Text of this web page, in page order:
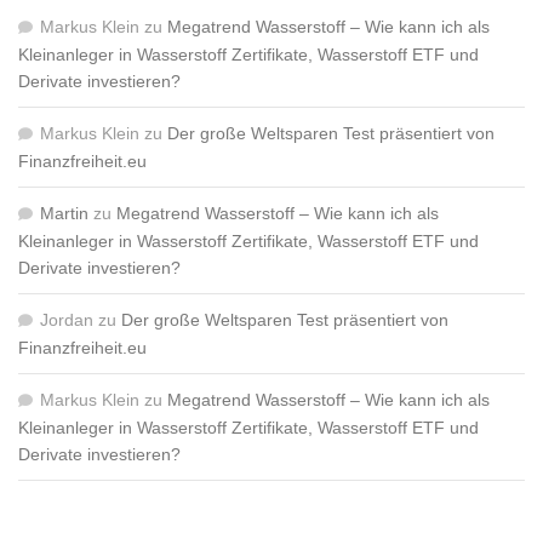
Markus Klein zu Megatrend Wasserstoff – Wie kann ich als
Kleinanleger in Wasserstoff Zertifikate, Wasserstoff ETF und
Derivate investieren?
Markus Klein zu Der große Weltsparen Test präsentiert von
Finanzfreiheit.eu
Martin zu Megatrend Wasserstoff – Wie kann ich als
Kleinanleger in Wasserstoff Zertifikate, Wasserstoff ETF und
Derivate investieren?
Jordan zu Der große Weltsparen Test präsentiert von
Finanzfreiheit.eu
Markus Klein zu Megatrend Wasserstoff – Wie kann ich als
Kleinanleger in Wasserstoff Zertifikate, Wasserstoff ETF und
Derivate investieren?